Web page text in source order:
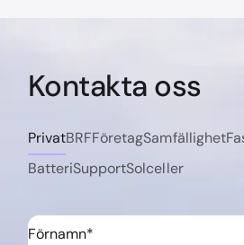
Kontakta oss
PrivatBRFFöretagSamfällighet
BatteriSupportSolceller
Förnamn*